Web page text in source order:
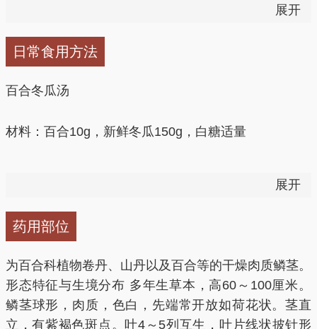
3、支气管炎：百合两三个，洗净捣汁，以温开水满
匀，日服2次，对老年慢性支气管炎伴有肺气肿有疗
5、耳疾：干百合研末，每日2次以温开水送服6g，治
耳聋或耳痛。
6、消炎止血：生百合捣烂，外涂于疱疮处，每天一两
次，数日则愈。
展开
日常食用方法
百合冬瓜汤
材料：百合10g，新鲜冬瓜150g，白糖适量
2、加适量水以大火煮沸后，再转小火煮至冬瓜烂熟
时，加入适量的白糖即可。
养身功效：清热养心，益胃生津。适用于小儿夏季热、
低热不退、纳呆食少、口渴少尿等。
展开
药用部位
为百合科植物卷丹、山丹以及百合等的干燥肉质鳞茎。
形态特征与生境分布 多年生草本，高60～100厘米。
鳞茎球形，肉质，色白，先端常开放如荷花状。茎直
立，有紫褐色斑点。叶4～5列互生，叶片线状披针形